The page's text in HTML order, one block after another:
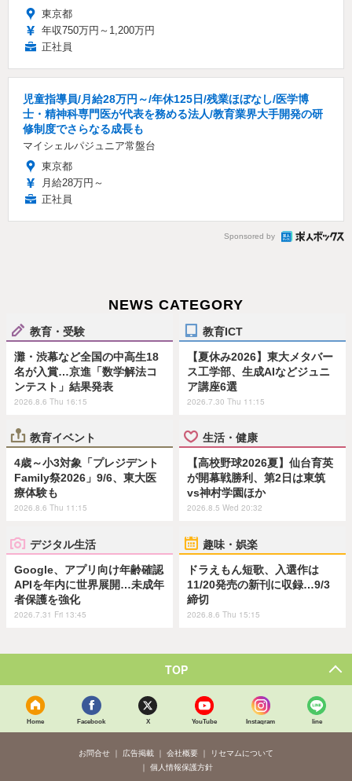
東京都
年収750万円～1,200万円
正社員
児童指導員/月給28万円～/年休125日/残業ほぼなし/医学博
士・精神科専門医が代表を務める法人/教育業界大手開発の研
修制度でさらなる成長も
マイシェルパジュニア常盤台
東京都
月給28万円～
正社員
Sponsored by
NEWS CATEGORY
教育・受験
灘・渋幕など全国の中高生18
名が入賞…京進「数学解法コ
ンテスト」結果発表
2026.8.6 Thu 16:15
教育ICT
【夏休み2026】東大メタバー
ス工学部、生成AIなどジュニ
ア講座6選
2026.7.30 Thu 11:15
教育イベント
4歳～小3対象「プレジデント
Family祭2026」9/6、東大医
療体験も
2026.8.6 Thu 11:15
生活・健康
【高校野球2026夏】仙台育英
が開幕戦勝利、第2日は東筑
vs神村学園ほか
2026.8.5 Wed 20:32
デジタル生活
Google、アプリ向け年齢確認
APIを年内に世界展開…未成年
者保護を強化
2026.7.31 Fri 13:45
趣味・娯楽
ドラえもん短歌、入選作は
11/20発売の新刊に収録…9/3
締切
2026.8.6 Thu 15:15
TOP
Home Facebook X YouTube Instagram line
お問合せ 広告掲載 会社概要
リセマムについて
個人情報保護方針